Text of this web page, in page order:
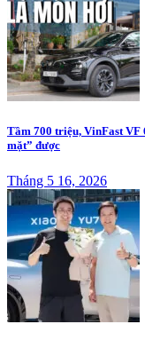
Tầm 700 triệu, VinFast VF
mặt” được
Tháng 5 16, 2026